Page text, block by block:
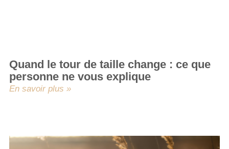
Quand le tour de taille change : ce que
personne ne vous explique
En savoir plus »